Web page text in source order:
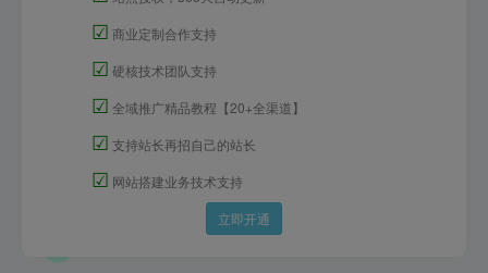
☑ 商业定制合作支持
☑ 硬核技术团队支持
☑ 全域推广精品教程【20+全渠道】
☑ 支持站长再招自己的站长
☑ 网站搭建业务技术支持
立即开通